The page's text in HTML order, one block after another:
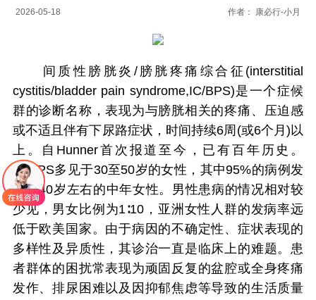
2026-05-18 作者： 康必行-小月
间质性膀胱炎/膀胱疼痛综合征(interstitial
cystitis/bladder pain syndrome,IC/BPS)是一个症候
群的诊断名称，表现为与膀胱相关的疼痛、压迫感
或不适且伴有下尿路症状，时间持续6周(或6个月)以
上。自Hunner首次报道至今，已有百年历史。
IC/BPS多见于30至50岁的女性，其中95%的病例发
生在40岁左右的中年女性。男性患病的情况相对较
少见，男女比例为1∶10，亚洲女性人群的发病率远
低于欧美国家。由于病因的不确定性、症状表现的
多样性及异质性，其诊治一直是临床上的难题。患
者群体的困扰常表现为顽固反复的盆腔或全身疼痛
发作、排尿困难以及因抑郁焦虑等导致的生活质量